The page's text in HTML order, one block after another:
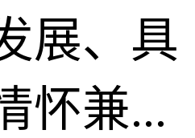
展、具
怀兼...